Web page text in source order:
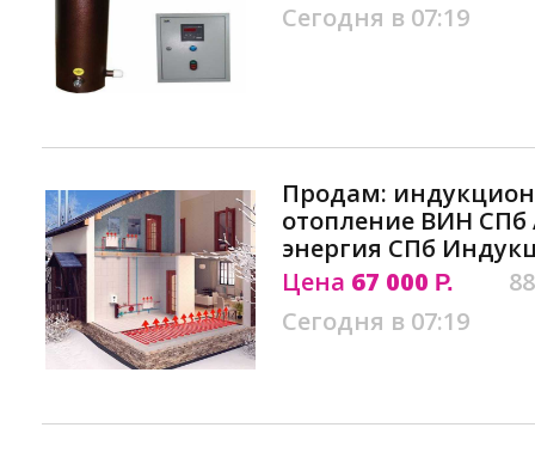
Сегодня в 07:19
Продам:
отопление ВИН СПб
энергия СПб
Цена 67 000 Р.
Сегодня в 07:19